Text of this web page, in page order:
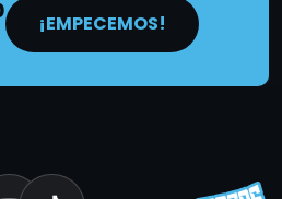
¡EMPECEMOS!